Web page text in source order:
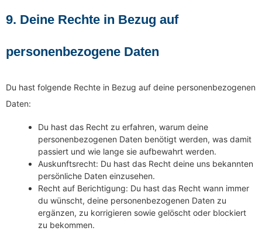
9. Deine Rechte in Bezug auf
personenbezogene Daten
Du hast folgende Rechte in Bezug auf deine personenbezogenen
Daten:
Du hast das Recht zu erfahren, warum deine
personenbezogenen Daten benötigt werden, was damit
passiert und wie lange sie aufbewahrt werden.
Auskunftsrecht: Du hast das Recht deine uns bekannten
persönliche Daten einzusehen.
Recht auf Berichtigung: Du hast das Recht wann immer
du wünscht, deine personenbezogenen Daten zu
ergänzen, zu korrigieren sowie gelöscht oder blockiert
zu bekommen.